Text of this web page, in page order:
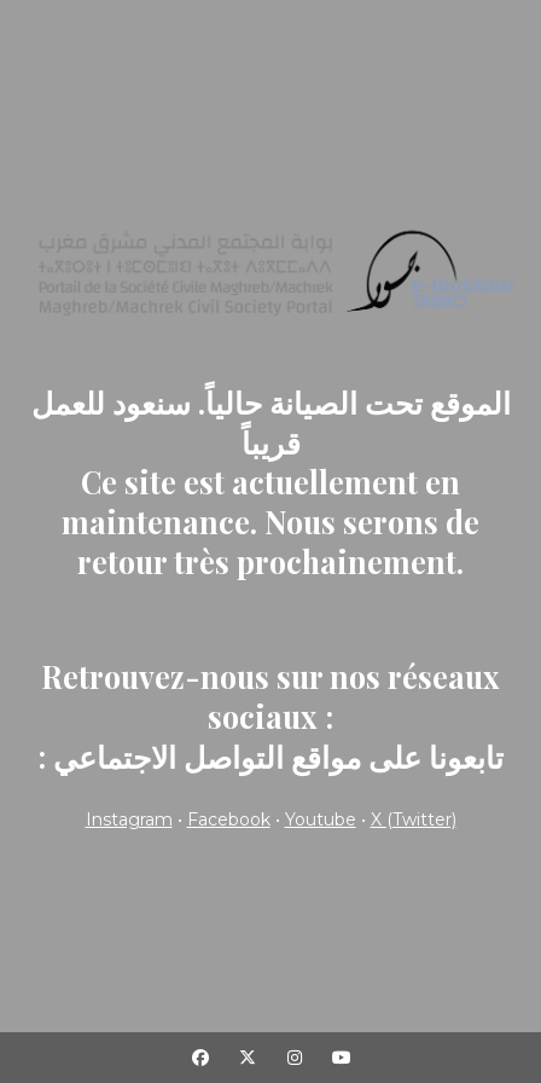
الموقع تحت الصيانة حالياً. سنعود للعمل
قريباً
Ce site est actuellement en
maintenance. Nous serons de
retour très prochainement.
Retrouvez-nous sur nos réseaux
sociaux :
: تابعونا على مواقع التواصل الاجتماعي
Instagram • Facebook• Youtube • X (Twitter)